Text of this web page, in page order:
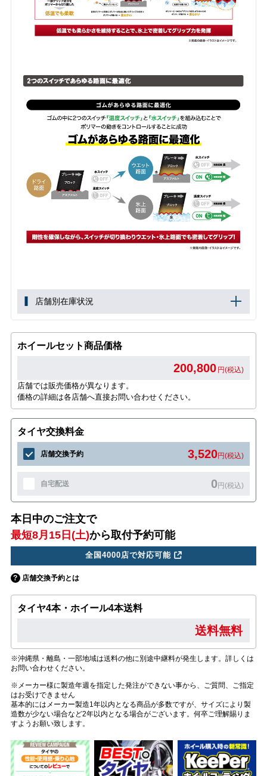
店舗別在庫状況
ホイールセット商品価格
200,800 円(税込)
店舗では販売価格が異なります。
価格の詳細は各店舗へ直接お問い合わせください。
タイヤ交換料金
店舗交換予約 3,520円(税込)
自宅配送 0円(税込)
本日中のご注文で
最短8月15日(土)から取付予約可能
全国4000店で対応可能
店舗交換予約とは
タイヤ4本・ホイール4本送料
送料無料
※沖縄県・離島・一部地域は送料の他に別途中継料が発生します。詳しくは
お問い合わせください。
※メーカー様に製造年週を指定した発注ができない事から、ご質問、ご指定
はお受けできません
基本的にはメーカー製造1年以内となる商品が多数ですが、サイズにより製
造数が少ない場合など2年以内となる場合がございます。何卒ご理解賜りま
すようお願い致します。